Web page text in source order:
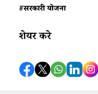
#सरकारी योजना
शेयर करे